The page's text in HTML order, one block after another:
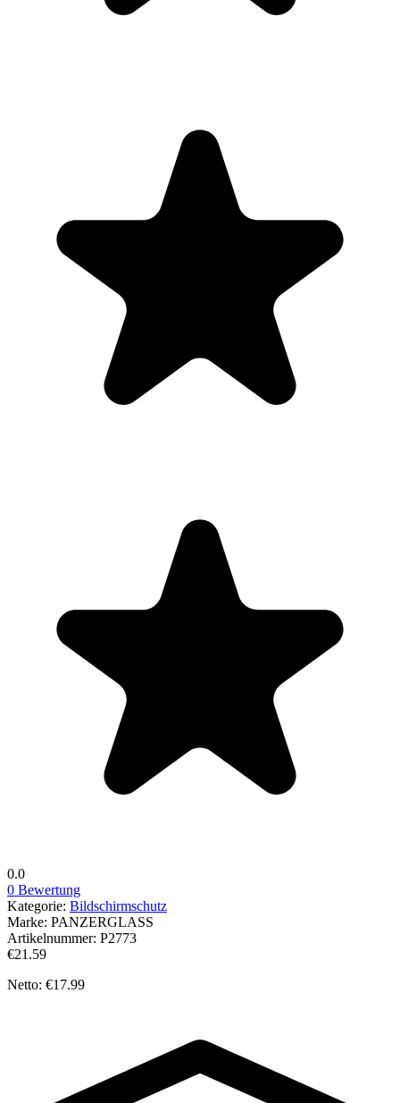
0.0
0 Bewertung
Kategorie: Bildschirmschutz
Marke: PANZERGLASS
Artikelnummer: P2773
€21.59
Netto: €17.99